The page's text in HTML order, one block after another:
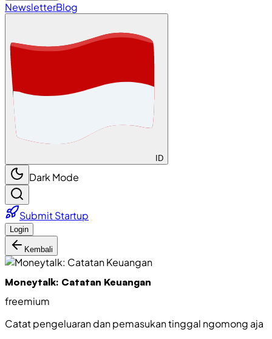
NewsletterBlog
ID
Dark Mode
Submit Startup
Login
Kembali
Moneytalk: Catatan Keuangan
freemium
Catat pengeluaran dan pemasukan tinggal ngomong aja